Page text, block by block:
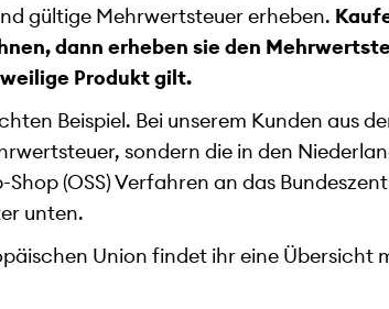
gültige Mehrwertsteuer erheben.
dann erheben sie den
Produkt gilt.
Beispiel. Bei unserem Kunden aus
sondern die in den
(OSS) Verfahren an das
unten.
Union findet ihr eine Übersicht